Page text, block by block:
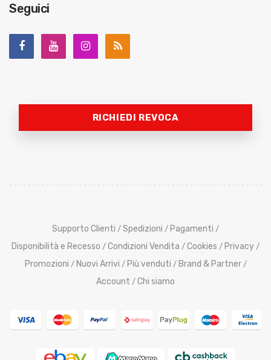
Seguici
RICHIEDI REVOCA
Supporto Clienti / Spedizioni / Pagamenti /
Disponibilità e Recesso / Condizioni Vendita / Cookies / Privacy /
Promozioni / Nuovi Arrivi / Più venduti / Brand & Partner /
Account / Chi siamo